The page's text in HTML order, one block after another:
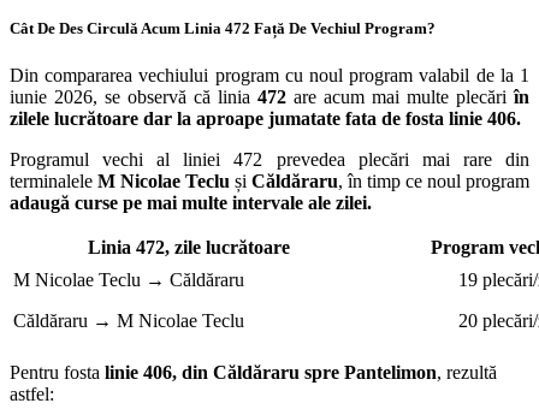
Cât De Des Circulă Acum Linia 472 Față De Vechiul Program?
Din compararea vechiului program cu noul program valabil de la 1
iunie 2026, se observă că linia 472 are acum mai multe plecăriîn
zilele lucrătoare dar la aproape jumatate fata de fosta linie 406.
Programul vechi al liniei 472 prevedea plecări mai rare din
terminalele M Nicolae Teclu și Căldăraru, în timp ce noul program
adaugă curse pe mai multe intervale ale zilei.
Linia 472, zile lucrătoare
Program
M Nicolae Teclu → Căldăraru
19
Căldăraru → M Nicolae Teclu
20
Pentru fosta linie 406, din Căldăraru spre Pantelimon, rezultă
astfel: